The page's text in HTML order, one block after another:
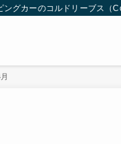
ングカーのコルドリーブス（